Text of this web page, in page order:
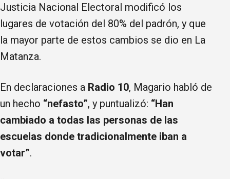
Justicia Nacional Electoral modificó los
lugares de votación del 80% del padrón, y que
la mayor parte de estos cambios se dio en La
Matanza.
En declaraciones a Radio 10, Magario habló de
un hecho “nefasto”, y puntualizó: “Han
cambiado a todas las personas de las
escuelas donde tradicionalmente iban a
votar”.